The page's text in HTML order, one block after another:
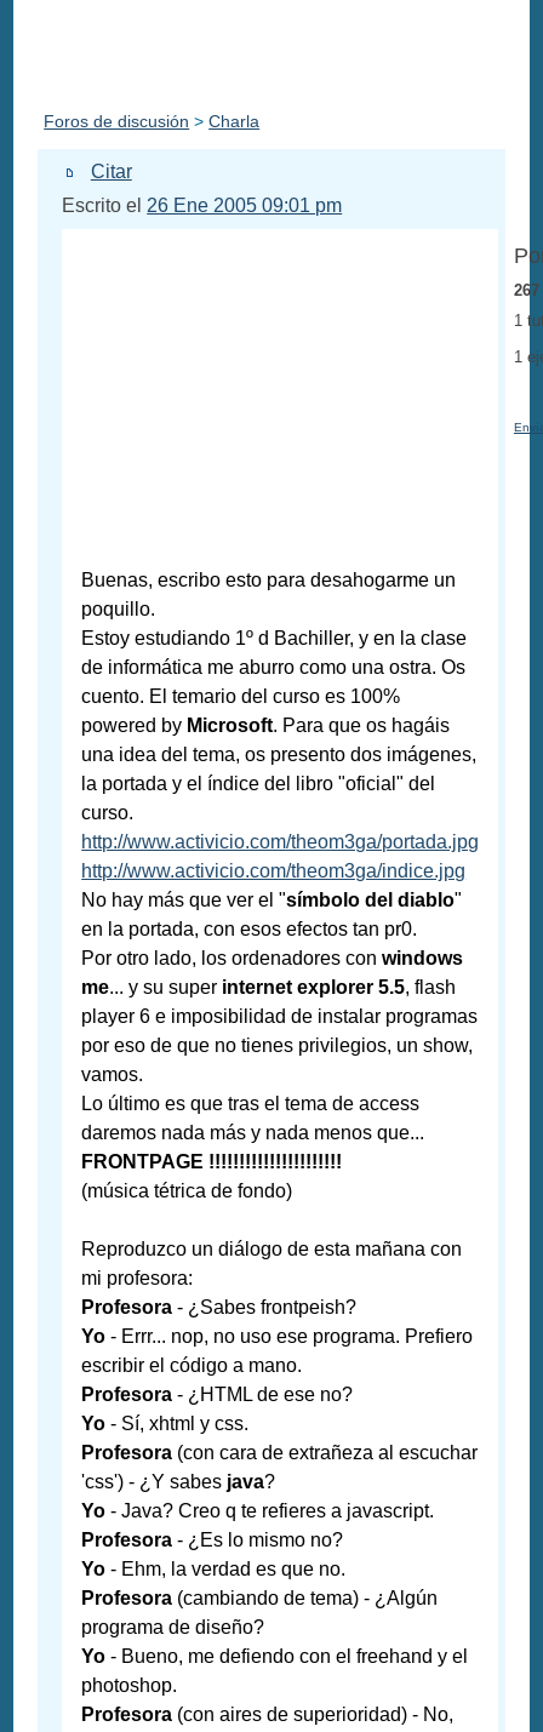
Foros de discusión >Charla
Citar
Escrito el 26 Ene 2005 09:01 pm
Buenas, escribo esto para desahogarme un
poquillo.
Estoy estudiando 1º d Bachiller, y en la clase
de informática me aburro como una ostra. Os
cuento. El temario del curso es 100%
powered by Microsoft. Para que os hagáis
una idea del tema, os presento dos imágenes,
la portada y el índice del libro "oficial" del
curso.
http://www.activicio.com/theom3ga/portada.jpg
http://www.activicio.com/theom3ga/indice.jpg
No hay más que ver el "símbolo del diablo"
en la portada, con esos efectos tan pr0.
Por otro lado, los ordenadores conwindows
me... y su super internet explorer 5.5, flash
player 6 e imposibilidad de instalar programas
por eso de que no tienes privilegios, un show,
vamos.
Lo último es que tras el tema de access
daremos nada más y nada menos que...
FRONTPAGE !!!!!!!!!!!!!!!!!!!!!!
(música tétrica de fondo)
Reproduzco un diálogo de esta mañana con
mi profesora:
Profesora- ¿Sabes frontpeish?
Yo- Errr... nop, no uso ese programa. Prefiero
escribir el código a mano.
Profesora - ¿HTML de ese no?
Yo - Sí, xhtml y css.
Profesora (con cara de extrañeza al escuchar
'css') - ¿Y sabes java?
Yo - Java? Creo q te refieres a javascript.
Profesora - ¿Es lo mismo no?
Yo - Ehm, la verdad es que no.
Profesora (cambiando de tema) - ¿Algún
programa de diseño?
Yo - Bueno, me defiendo con el freehand y el
photoshop.
Profesora (con aires de superioridad) - No,
1
1